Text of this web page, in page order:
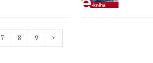
7 8 9 >